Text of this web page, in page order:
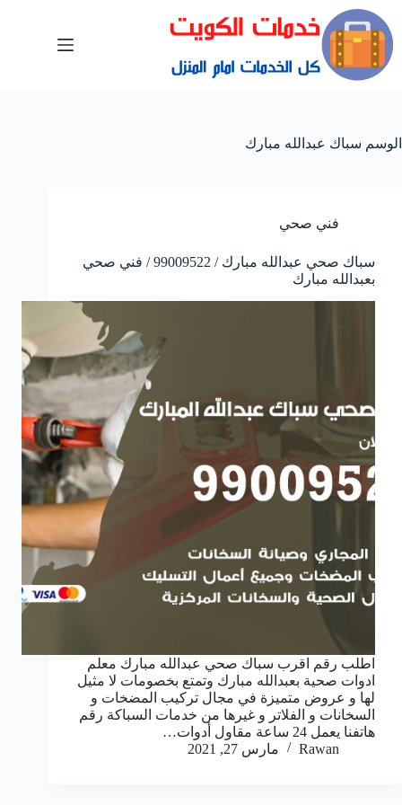
الوسم سباك عبدالله مبارك
فني صحي
سباك صحي عبدالله مبارك / 99009522 / فني صحي
بعبدالله مبارك
اطلب رقم اقرب سباك صحي عبدالله مبارك معلم
ادوات صحية بعبدالله مبارك وتمتع بخصومات لا مثيل
لها و عروض متميزة في مجال تركيب المضخات و
السخانات و الفلاتر و غيرها من خدمات السباكة رقم
هاتفنا يعمل 24 ساعة مقاول أدوات…
Rawan
مارس 27, 2021